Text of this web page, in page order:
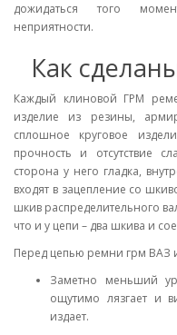
дожидаться того
неприятности.
Как
Каждый клиновой ГРМ
изделие из резины,
сплошное круговое
прочность и отсутствие
сторона у него гладка,
входят в зацепление со
шкив распределительного
что и у цепи – два шкива и
Перед цепью ремни грм ВАЗ
Заметно меньший
ощутимо лязгает и
издает.